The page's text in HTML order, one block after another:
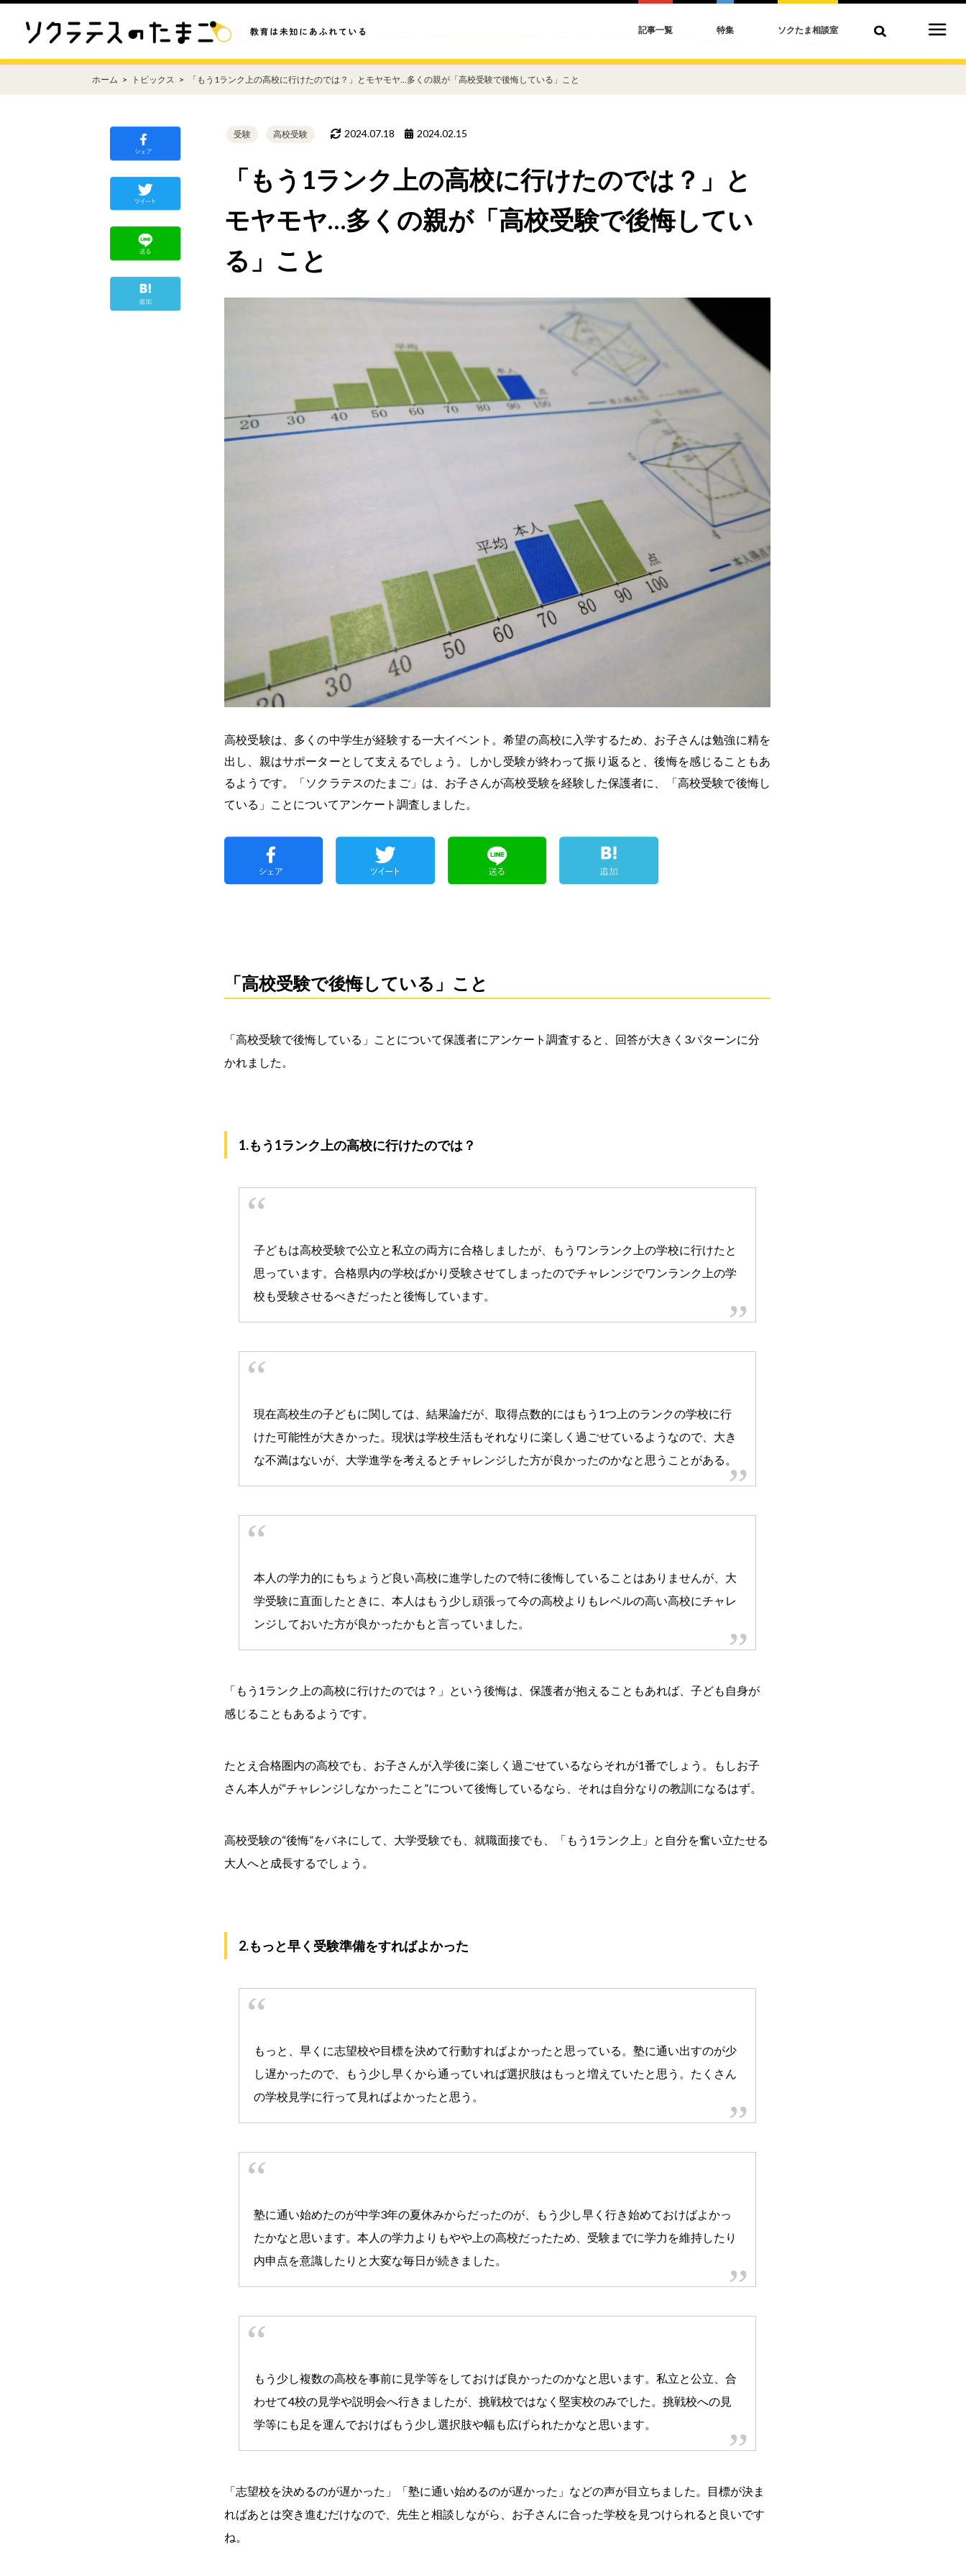
ホーム トピックス 「もう1ランク上の高校に行けたのでは？」とモヤモヤ…多くの親が「高校受験で後悔している」こと
受験 高校受験 2024.07.18 2024.02.15
「もう1ランク上の高校に行けたのでは？」と
モヤモヤ…多くの親が「高校受験で後悔してい
る」こと
高校受験は、多くの中学生が経験する一大イベント。希望の高校に入学するため、お子さんは勉強に精を
出し、親はサポーターとして支えるでしょう。しかし受験が終わって振り返ると、後悔を感じることもあ
るようです。「ソクラテスのたまご」は、お子さんが高校受験を経験した保護者に、「高校受験で後悔し
ている」ことについてアンケート調査しました。
「高校受験で後悔している」こと
「高校受験で後悔している」ことについて保護者にアンケート調査すると、回答が大きく3パターンに分
かれました。
1.もう1ランク上の高校に行けたのでは？
子どもは高校受験で公立と私立の両方に合格しましたが、もうワンランク上の学校に行けたと
思っています。合格県内の学校ばかり受験させてしまったのでチャレンジでワンランク上の学
校も受験させるべきだったと後悔しています。
現在高校生の子どもに関しては、結果論だが、取得点数的にはもう1つ上のランクの学校に行
けた可能性が大きかった。現状は学校生活もそれなりに楽しく過ごせているようなので、大き
な不満はないが、大学進学を考えるとチャレンジした方が良かったのかなと思うことがある。
本人の学力的にもちょうど良い高校に進学したので特に後悔していることはありませんが、大
学受験に直面したときに、本人はもう少し頑張って今の高校よりもレベルの高い高校にチャレ
ンジしておいた方が良かったかもと言っていました。
「もう1ランク上の高校に行けたのでは？」という後悔は、保護者が抱えることもあれば、子ども自身が
感じることもあるようです。
たとえ合格圏内の高校でも、お子さんが入学後に楽しく過ごせているならそれが1番でしょう。もしお子
さん本人が“チャレンジしなかったこと”について後悔しているなら、それは自分なりの教訓になるはず。
高校受験の“後悔”をバネにして、大学受験でも、就職面接でも、「もう1ランク上」と自分を奮い立たせる
大人へと成長するでしょう。
2.もっと早く受験準備をすればよかった
もっと、早くに志望校や目標を決めて行動すればよかったと思っている。塾に通い出すのが少
し遅かったので、もう少し早くから通っていれば選択肢はもっと増えていたと思う。たくさん
の学校見学に行って見ればよかったと思う。
塾に通い始めたのが中学3年の夏休みからだったのが、もう少し早く行き始めておけばよかっ
たかなと思います。本人の学力よりもやや上の高校だったため、受験までに学力を維持したり
内申点を意識したりと大変な毎日が続きました。
もう少し複数の高校を事前に見学等をしておけば良かったのかなと思います。私立と公立、合
わせて4校の見学や説明会へ行きましたが、挑戦校ではなく堅実校のみでした。挑戦校への見
学等にも足を運んでおけばもう少し選択肢や幅も広げられたかなと思います。
「志望校を決めるのが遅かった」「塾に通い始めるのが遅かった」などの声が目立ちました。目標が決ま
ればあとは突き進むだけなので、先生と相談しながら、お子さんに合った学校を見つけられると良いです
ね。
記事一覧 特集 ソクたま相談室